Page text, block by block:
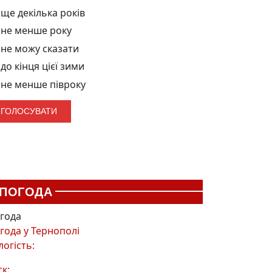
ще декілька років
не менше року
не можу сказати
до кінця цієї зими
не менше півроку
ПОГОДА
уТернополі